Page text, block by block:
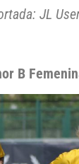
JL
B